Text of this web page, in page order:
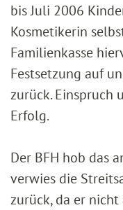
bis Juli 2006
Kosmetikerin
Familienkasse
Festsetzung auf
zurück. Einspruch
Erfolg.
Der BFH hob das
verwies die
zurück, da er